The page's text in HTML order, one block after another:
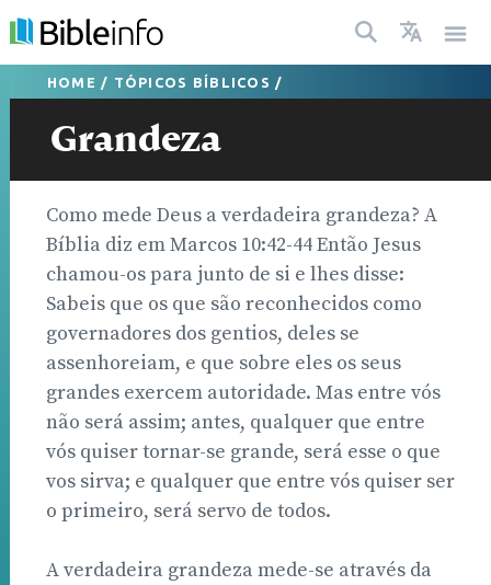
HOME / TÓPICOS BÍBLICOS /
Grandeza
Como mede Deus a verdadeira grandeza? A
Bíblia diz em Marcos 10:42-44 Então Jesus
chamou-os para junto de si e lhes disse:
Sabeis que os que são reconhecidos como
governadores dos gentios, deles se
assenhoreiam, e que sobre eles os seus
grandes exercem autoridade. Mas entre vós
não será assim; antes, qualquer que entre
vós quiser tornar-se grande, será esse o que
vos sirva; e qualquer que entre vós quiser ser
o primeiro, será servo de todos.
A verdadeira grandeza mede-se através da